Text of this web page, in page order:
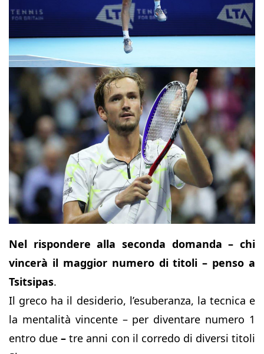
Nel rispondere alla seconda domanda – chi
vincerà il maggior numero di titoli – penso a
Tsitsipas.
Il greco ha il desiderio, l’esuberanza, la tecnica e
la mentalità vincente – per diventare numero 1
entro due– tre anni con il corredo di diversi titoli